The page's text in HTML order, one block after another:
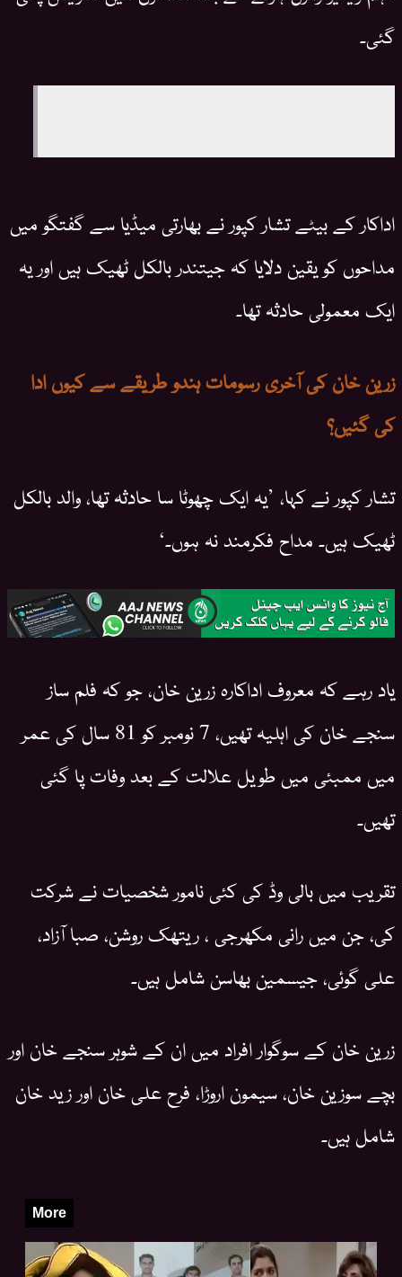
گئی۔
اداکار کے بیٹے تشار کپور نے بھارتی میڈیا سے گفتگو میں
مداحوں کو یقین دلایا کہ جیتندر بالکل ٹھیک ہیں اور یہ
ایک معمولی حادثہ تھا۔
زرین خان کی آخری رسومات ہندو طریقے سے کیوں ادا
کی گئیں؟
تشار کپور نے کہا، ’یہ ایک چھوٹا سا حادثہ تھا، والد بالکل
ٹھیک ہیں۔ مداح فکرمند نہ ہوں۔‘
یاد رہے کہ معروف اداکارہ زرین خان، جو کہ فلم ساز
سنجے خان کی اہلیہ تھیں، 7 نومبر کو 81 سال کی عمر
میں ممبئی میں طویل علالت کے بعد وفات پا گئی
تھیں۔
تقریب میں بالی وڈ کی کئی نامور شخصیات نے شرکت
کی، جن میں رانی مکھرجی ، ریتھک روشن، صبا آزاد،
علی گوئی، جیسمین بھاسن شامل ہیں۔
زرین خان کے سوگوار افراد میں ان کے شوہر سنجے خان اور
بچے سوزین خان، سیمون اروڑا، فرح علی خان اور زید خان
شامل ہیں۔
More